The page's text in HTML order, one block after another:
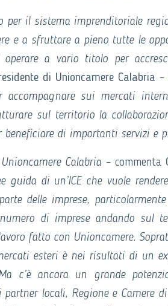
per il sistema imprenditoriale
e a sfruttare a pieno tutte le
a vario titolo per
di Unioncamere Calabria –
accompagnare sui mercati
sul territorio la
beneficiare di importanti servizi e
Calabria – commenta
guida di un’ICE che vuole
delle imprese,
di imprese andando sul
fatto con Unioncamere.
esteri è nei risultati di un
c’è ancora un grande
locali, Regione e Camere